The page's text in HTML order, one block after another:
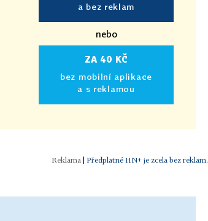
a bez reklam
nebo
ZA 40 KČ
bez mobilní aplikace
a s reklamou
| Předplatné HN+ je zcela bez reklam.